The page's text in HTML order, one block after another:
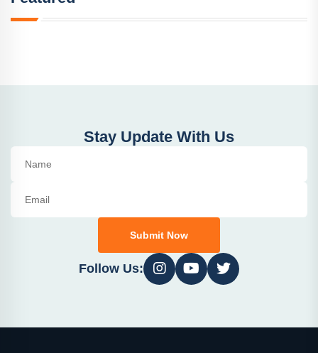
Stay Update With Us
Submit Now
Follow Us: